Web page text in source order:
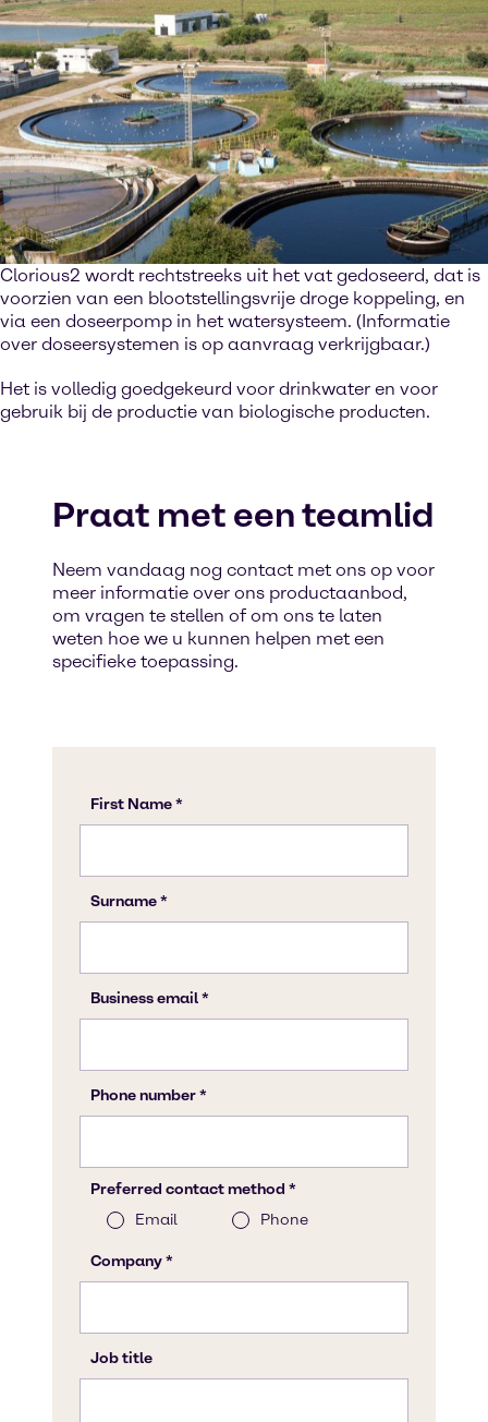
Clorious2 wordt rechtstreeks uit het vat gedoseerd, dat is
voorzien van een blootstellingsvrije droge koppeling, en
via een doseerpomp in het watersysteem. (Informatie
over doseersystemen is op aanvraag verkrijgbaar.)
Het is volledig goedgekeurd voor drinkwater en voor
gebruik bij de productie van biologische producten.
Praat met een teamlid
Neem vandaag nog contact met ons op voor
meer informatie over ons productaanbod,
om vragen te stellen of om ons te laten
weten hoe we u kunnen helpen met een
specifieke toepassing.